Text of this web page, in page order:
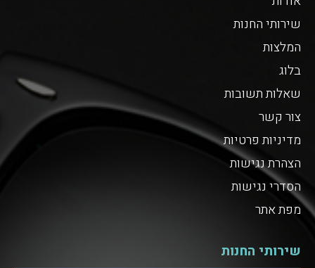
שירותי החנות
המלצות
בלוג
שאלות תשובות
צור קשר
מדיניות פרטיות
הצהרת נגישות
הסדרי נגישות
מפת אתר
שירותי החנות